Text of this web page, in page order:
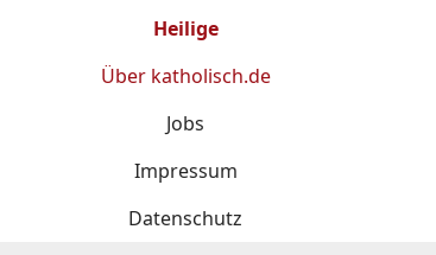
Heilige
Über katholisch.de
Jobs
Impressum
Datenschutz